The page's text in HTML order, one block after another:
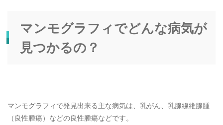
マンモグラフィでどんな病気が
見つかるの？
マンモグラフィで発見出来る主な病気は、乳がん、乳腺線維腺腫
（良性腫瘍）などの良性腫瘍などです。